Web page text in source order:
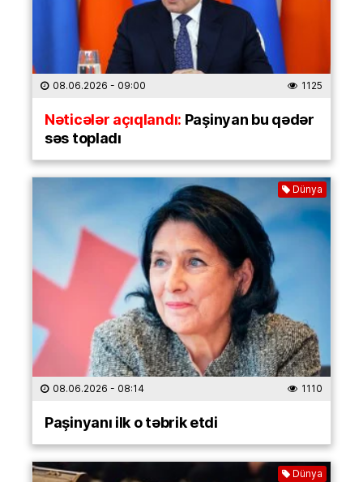
08.06.2026 - 09:00 1125
Nəticələr açıqlandı: Paşinyan bu qədər
səs topladı
Dünya
08.06.2026 - 08:14 1110
Paşinyanı ilk o təbrik etdi
Dünya